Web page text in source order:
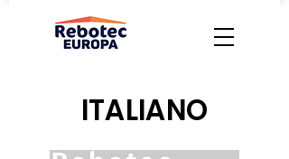
ITALIANO